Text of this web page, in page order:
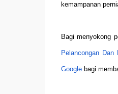
kemampanan
Bagi menyokong
Pelancongan Dan
Googlebagi